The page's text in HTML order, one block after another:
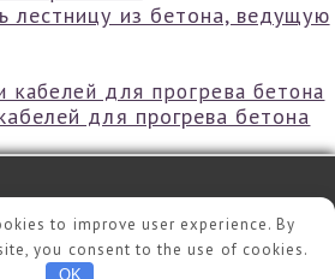
лестницу из бетона, ведущую
для прогрева бетона
to improve user experience. By
you consent to the use of cookies.
OK